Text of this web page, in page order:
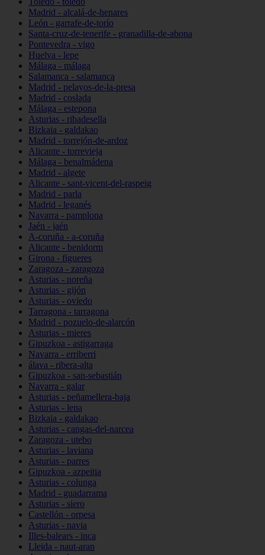
Madrid - alcalá-de-henares
León - garrafe-de-torío
Santa-cruz-de-tenerife - granadilla-de-abona
Pontevedra - vigo
Huelva - lepe
Málaga - málaga
Salamanca - salamanca
Madrid - pelayos-de-la-presa
Madrid - coslada
Málaga - estepona
Asturias - ribadesella
Bizkaia - galdakao
Madrid - torrejón-de-ardoz
Alicante - torrevieja
Málaga - benalmádena
Madrid - algete
Alicante - sant-vicent-del-raspeig
Madrid - parla
Madrid - leganés
Navarra - pamplona
Jaén - jaén
A-coruña - a-coruña
Alicante - benidorm
Girona - figueres
Zaragoza - zaragoza
Asturias - noreña
Asturias - gijón
Asturias - oviedo
Tarragona - tarragona
Madrid - pozuelo-de-alarcón
Asturias - mieres
Gipuzkoa - astigarraga
Navarra - erriberri
álava - ribera-alta
Gipuzkoa - san-sebastián
Navarra - galar
Asturias - peñamellera-baja
Asturias - lena
Bizkaia - galdakao
Asturias - cangas-del-narcea
Zaragoza - utebo
Asturias - laviana
Asturias - parres
Gipuzkoa - azpeitia
Asturias - colunga
Madrid - guadarrama
Asturias - siero
Castellón - orpesa
Asturias - navia
Illes-balears - inca
Lleida - naut-aran